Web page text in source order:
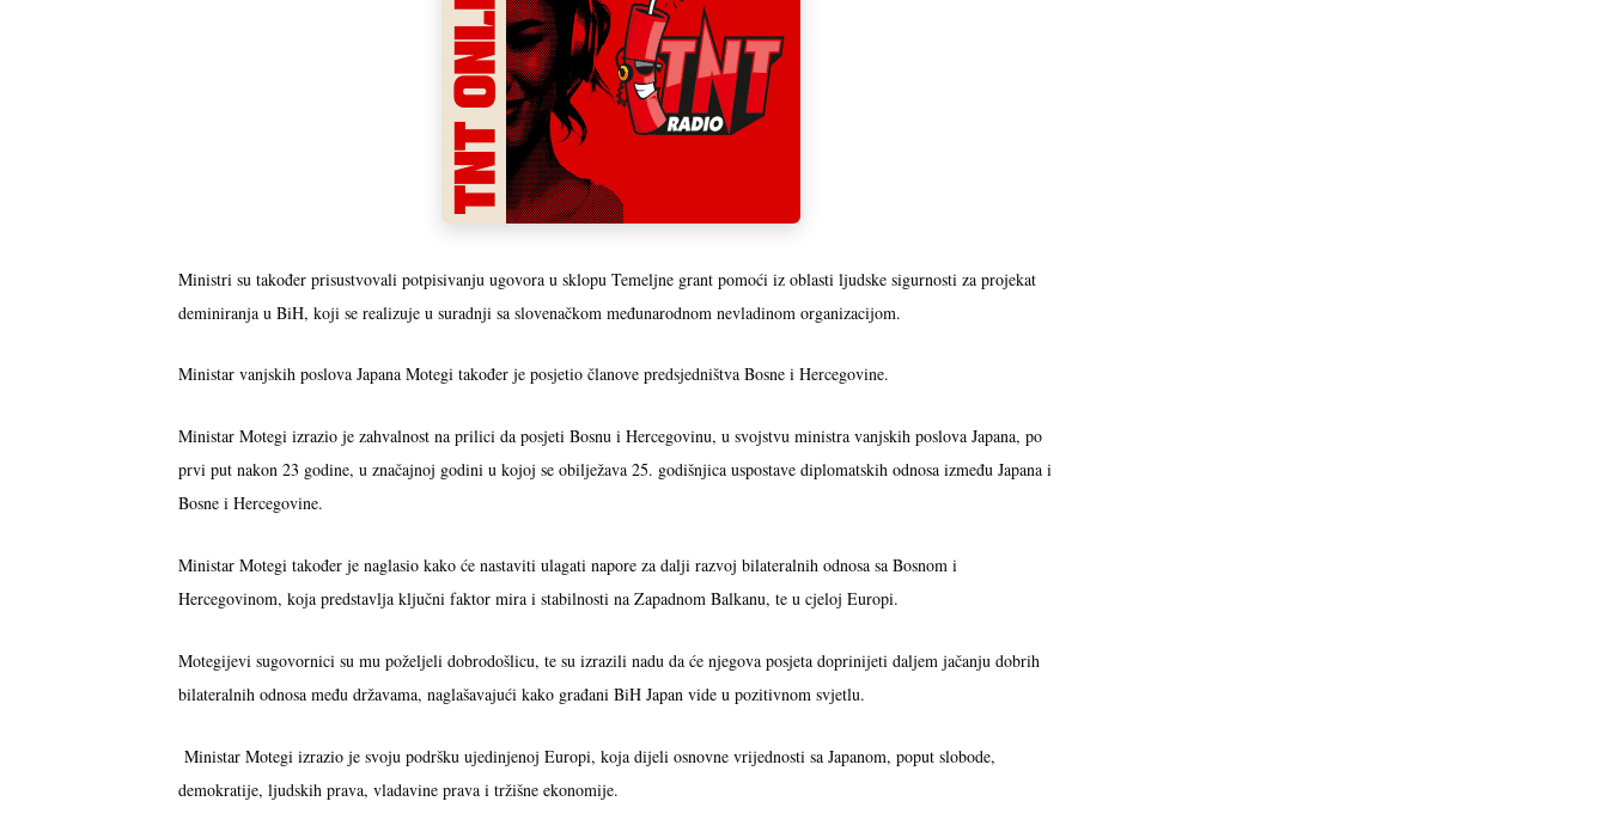
Ministri su također prisustvovali potpisivanju ugovora u sklopu Temeljne grant pomoći iz oblasti ljudske sigurnosti za projekat
deminiranja u BiH, koji se realizuje u suradnji sa slovenačkom međunarodnom nevladinom organizacijom.
Ministar vanjskih poslova Japana Motegi također je posjetio članove predsjedništva Bosne i Hercegovine.
Ministar Motegi izrazio je zahvalnost na prilici da posjeti Bosnu i Hercegovinu, u svojstvu ministra vanjskih poslova Japana, po
prvi put nakon 23 godine, u značajnoj godini u kojoj se obilježava 25. godišnjica uspostave diplomatskih odnosa između Japana i
Bosne i Hercegovine.
Ministar Motegi također je naglasio kako će nastaviti ulagati napore za dalji razvoj bilateralnih odnosa sa Bosnom i
Hercegovinom, koja predstavlja ključni faktor mira i stabilnosti na Zapadnom Balkanu, te u cjeloj Europi.
Motegijevi sugovornici su mu poželjeli dobrodošlicu, te su izrazili nadu da će njegova posjeta doprinijeti daljem jačanju dobrih
bilateralnih odnosa među državama, naglašavajući kako građani BiH Japan vide u pozitivnom svjetlu.
Ministar Motegi izrazio je svoju podršku ujedinjenoj Europi, koja dijeli osnovne vrijednosti sa Japanom, poput slobode,
demokratije, ljudskih prava, vladavine prava i tržišne ekonomije.